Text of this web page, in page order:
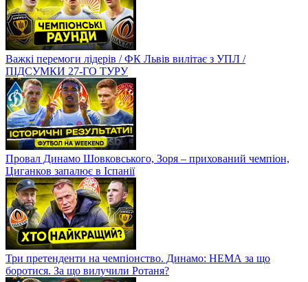
Важкі перемоги лідерів / ФК Львів вилітає з УПЛ /
ПІДСУМКИ 27-ГО ТУРУ
Провал Динамо Шовковського, Зоря – прихований чемпіон,
Циганков запалює в Іспанії
Три претенденти на чемпіонство. Динамо: НЕМА за що
боротися. За що вилучили Ротаня?